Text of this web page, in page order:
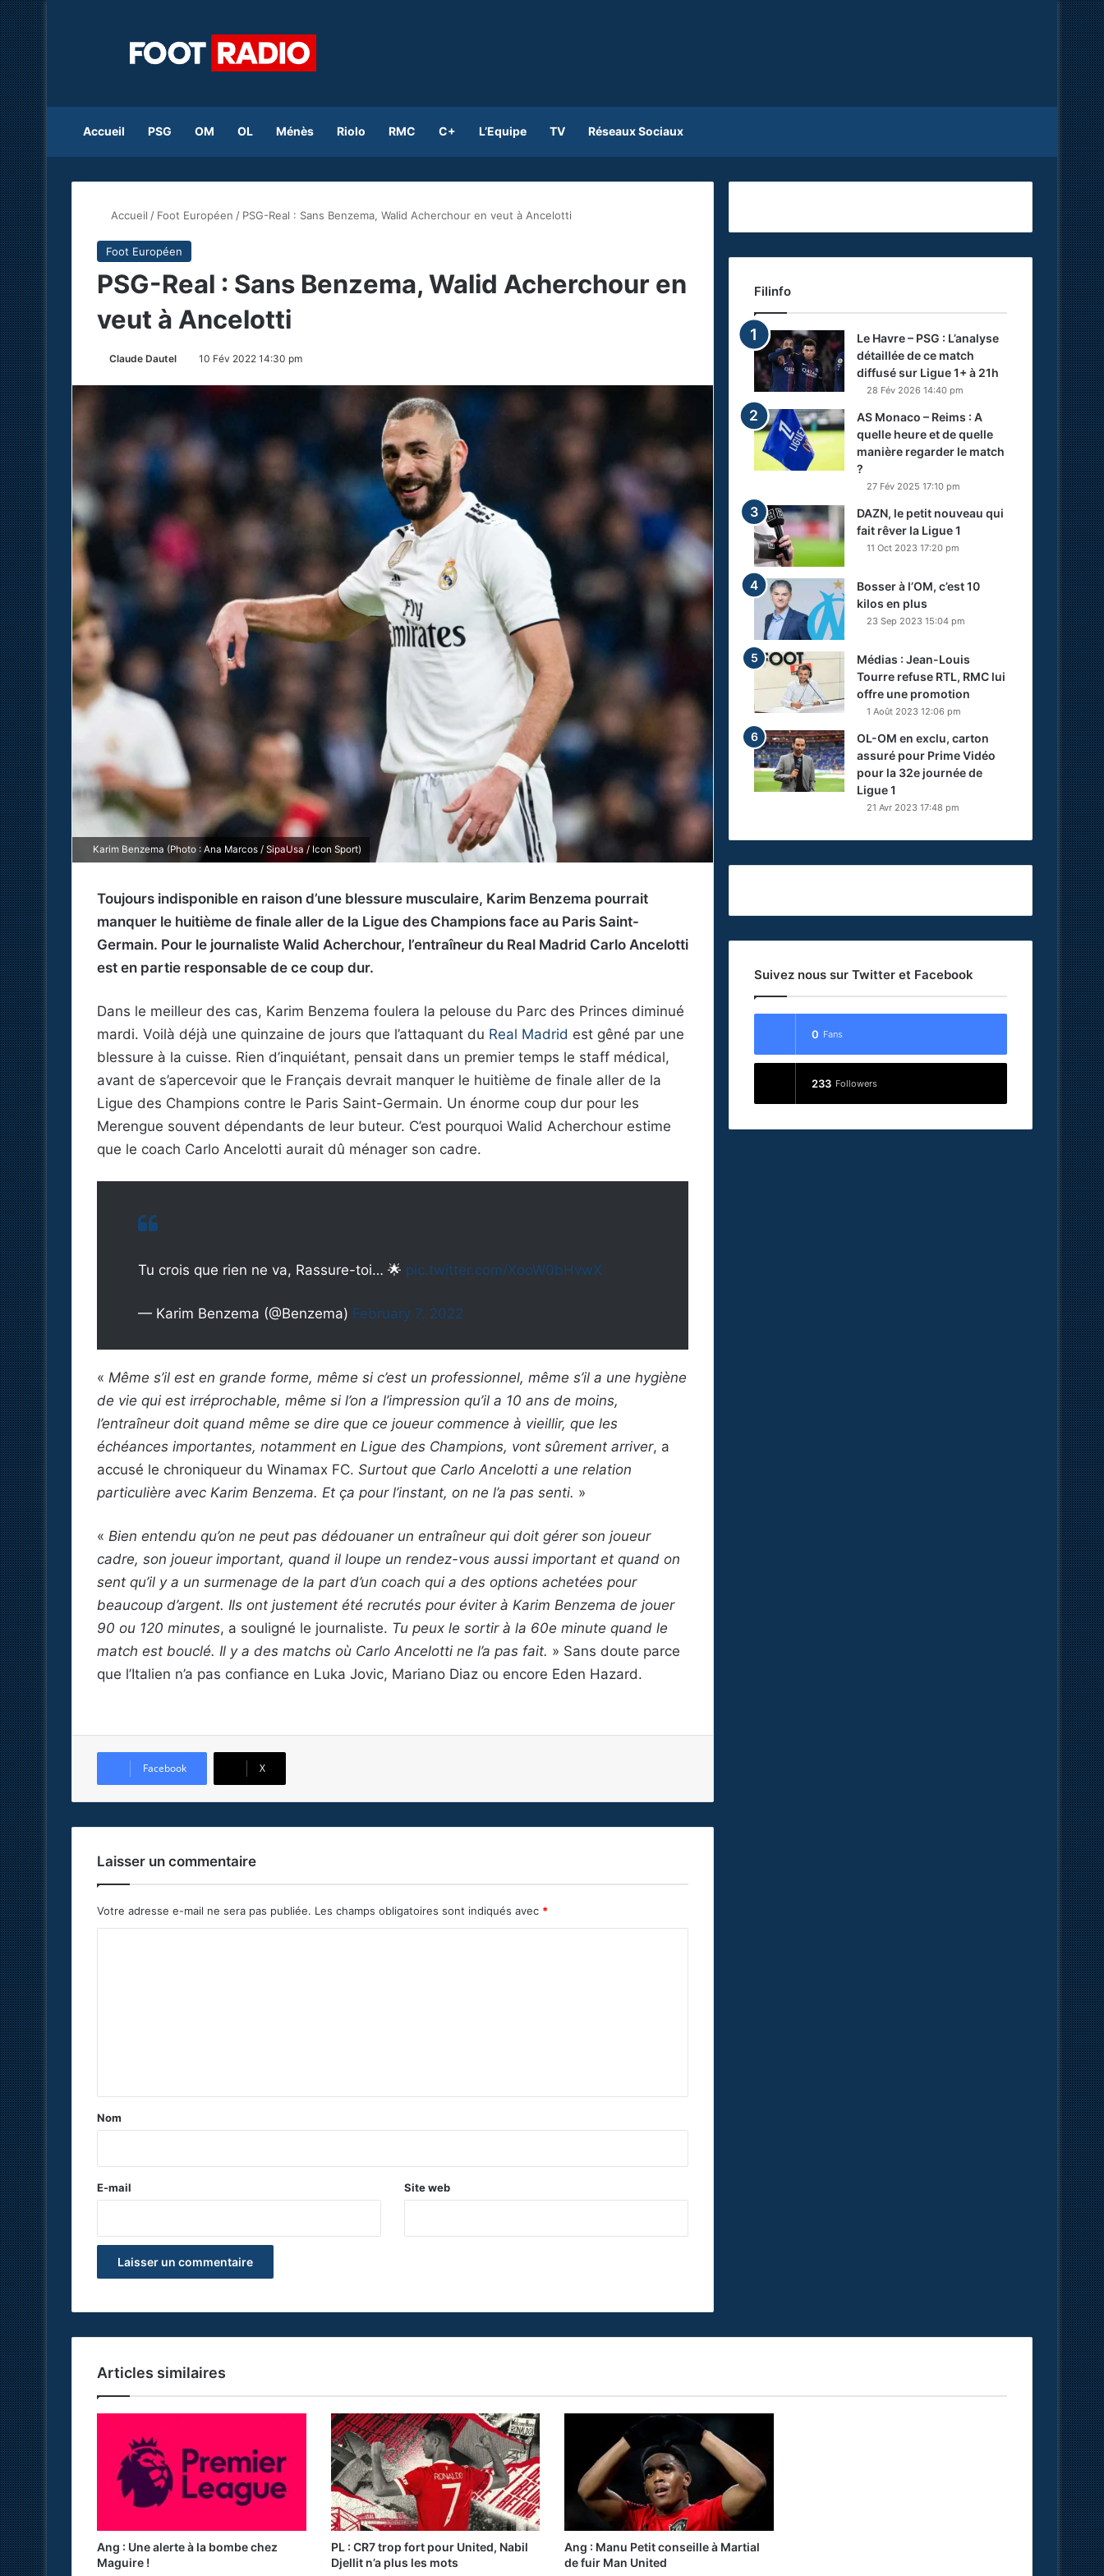
Accueil PSG OM OL Ménès Riolo RMC C+ L’Equipe TV Réseaux Sociaux
Accueil / Foot Européen / PSG-Real : Sans Benzema, Walid Acherchour en veut à Ancelotti
Foot Européen
PSG-Real : Sans Benzema, Walid Acherchour en
veut à Ancelotti
Claude Dautel 10 Fév 2022 14:30 pm
Karim Benzema (Photo : Ana Marcos / SipaUsa / Icon Sport)
Toujours indisponible en raison d’une blessure musculaire, Karim Benzema pourrait
manquer le huitième de finale aller de la Ligue des Champions face au Paris Saint-
Germain. Pour le journaliste Walid Acherchour, l’entraîneur du Real Madrid Carlo Ancelotti
est en partie responsable de ce coup dur.
Dans le meilleur des cas, Karim Benzema foulera la pelouse du Parc des Princes diminué
mardi. Voilà déjà une quinzaine de jours que l’attaquant du Real Madrid est gêné par une
blessure à la cuisse. Rien d’inquiétant, pensait dans un premier temps le staff médical,
avant de s’apercevoir que le Français devrait manquer le huitième de finale aller de la
Ligue des Champions contre le Paris Saint-Germain. Un énorme coup dur pour les
Merengue souvent dépendants de leur buteur. C’est pourquoi Walid Acherchour estime
que le coach Carlo Ancelotti aurait dû ménager son cadre.
Tu crois que rien ne va, Rassure-toi… 🌟 pic.twitter.com/XooW0bHvwX
— Karim Benzema (@Benzema) February 7, 2022
« Même s’il est en grande forme, même si c’est un professionnel, même s’il a une hygiène
de vie qui est irréprochable, même si l’on a l’impression qu’il a 10 ans de moins,
l’entraîneur doit quand même se dire que ce joueur commence à vieillir, que les
échéances importantes, notamment en Ligue des Champions, vont sûrement arriver, a
accusé le chroniqueur du Winamax FC. Surtout que Carlo Ancelotti a une relation
particulière avec Karim Benzema. Et ça pour l’instant, on ne l’a pas senti. »
« Bien entendu qu’on ne peut pas dédouaner un entraîneur qui doit gérer son joueur
cadre, son joueur important, quand il loupe un rendez-vous aussi important et quand on
sent qu’il y a un surmenage de la part d’un coach qui a des options achetées pour
beaucoup d’argent. Ils ont justement été recrutés pour éviter à Karim Benzema de jouer
90 ou 120 minutes, a souligné le journaliste. Tu peux le sortir à la 60e minute quand le
match est bouclé. Il y a des matchs où Carlo Ancelotti ne l’a pas fait. » Sans doute parce
que l’Italien n’a pas confiance en Luka Jovic, Mariano Diaz ou encore Eden Hazard.
Facebook X
Laisser un commentaire
Votre adresse e-mail ne sera pas publiée. Les champs obligatoires sont indiqués avec *
a
e
Nom
E-mail Site web
Filinfo
Le Havre – PSG : L’analyse
détaillée de ce match
diffusé sur Ligue 1+ à 21h
28 Fév 2026 14:40 pm
AS Monaco – Reims : A
quelle heure et de quelle
manière regarder le match
?
27 Fév 2025 17:10 pm
DAZN, le petit nouveau qui
fait rêver la Ligue 1
11 Oct 2023 17:20 pm
Bosser à l’OM, c’est 10
kilos en plus
23 Sep 2023 15:04 pm
Médias : Jean-Louis
Tourre refuse RTL, RMC lui
offre une promotion
1 Août 2023 12:06 pm
OL-OM en exclu, carton
assuré pour Prime Vidéo
pour la 32e journée de
Ligue 1
21 Avr 2023 17:48 pm
Suivez nous sur Twitter et Facebook
0 Fans
233 Followers
Articles similaires
Ang : Une alerte à la bombe chez
Maguire !
PL : CR7 trop fort pour United, Nabil
Djellit n’a plus les mots
Ang : Manu Petit conseille à Martial
de fuir Man United